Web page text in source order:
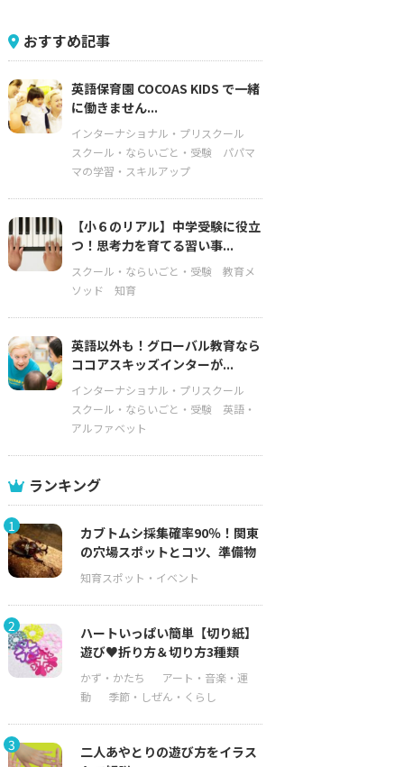
おすすめ記事
英語保育園 COCOAS KIDS で一緒
に働きません...
インターナショナル・プリスクール
スクール・ならいごと・受験
パパマ
マの学習・スキルアップ
【小６のリアル】中学受験に役立
つ！思考力を育てる習い事...
スクール・ならいごと・受験
教育メ
ソッド
知育
英語以外も！グローバル教育なら
ココアスキッズインターが...
インターナショナル・プリスクール
スクール・ならいごと・受験
英語・
アルファベット
ランキング
1
カブトムシ採集確率90％！関東
の穴場スポットとコツ、準備物
2
ハートいっぱい簡単【切り紙】
遊び♥折り方＆切り方3種類
3
二人あやとりの遊び方をイラス